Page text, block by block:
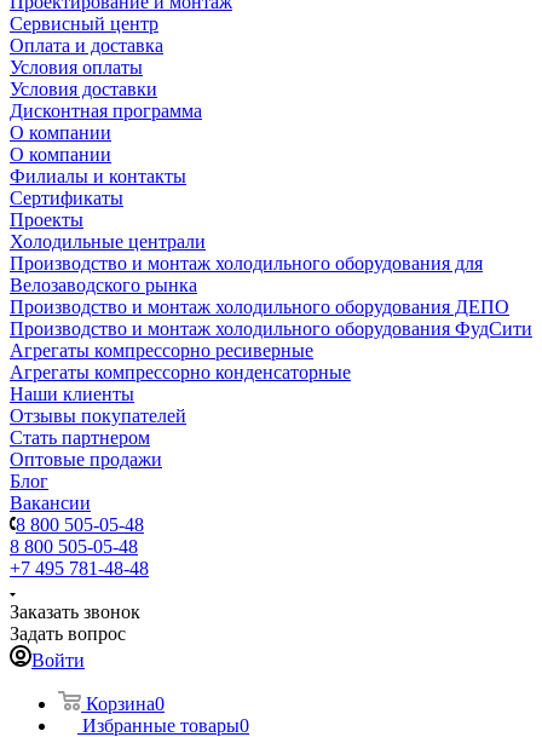
Сервисный центр
Оплата и доставка
Условия оплаты
Условия доставки
Дисконтная программа
О компании
О компании
Филиалы и контакты
Сертификаты
Проекты
Холодильные централи
Производство и монтаж холодильного оборудования для
Велозаводского рынка
Производство и монтаж холодильного оборудования ДЕПО
Производство и монтаж холодильного оборудования ФудСити
Агрегаты компрессорно ресиверные
Агрегаты компрессорно конденсаторные
Наши клиенты
Отзывы покупателей
Стать партнером
Оптовые продажи
Блог
Вакансии
8 800 505-05-48
8 800 505-05-48
+7 495 781-48-48
Заказать звонок
Задать вопрос
Войти
Корзина0
Избранные товары0